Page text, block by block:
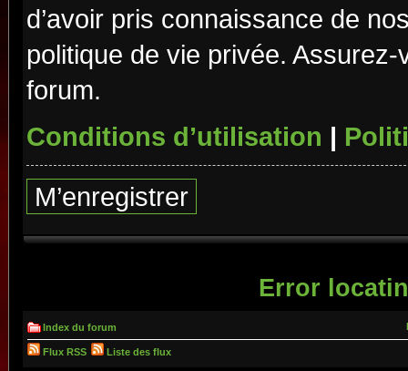
d’avoir pris connaissance de
politique de vie privée.
forum.
Conditions d’utilisation |
M’enregistrer
Error
Index du forum
Flux RSS Liste des flux